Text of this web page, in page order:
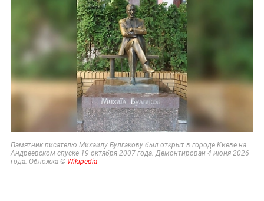
Памятник писателю Михаилу Булгакову был открыт в городе Киеве на
Андреевском спуске 19 октября 2007 года. Демонтирован 4 июня 2026
года. Обложка © Wikipedia